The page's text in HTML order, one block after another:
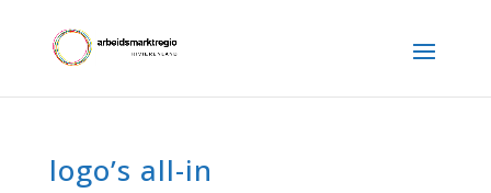
logo’s all-in